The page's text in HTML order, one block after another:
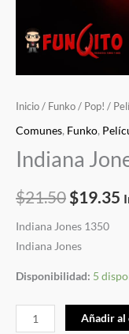
Inicio / Funko / Pop! /
Comunes, Funko,
Indiana
$21.50 $19.35
Indiana Jones 1350
Indiana Jones
Disponibilidad: 5
Añadir